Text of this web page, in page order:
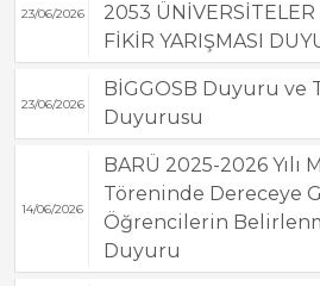
23/06/2026
2053 ÜNİVERSİTELER
FİKİR YARIŞMASI
23/06/2026
BİGGOSB Duyuru ve
Duyurusu
14/06/2026
BARÜ 2025-2026 Yılı
Töreninde Dereceye
Öğrencilerin
Duyuru